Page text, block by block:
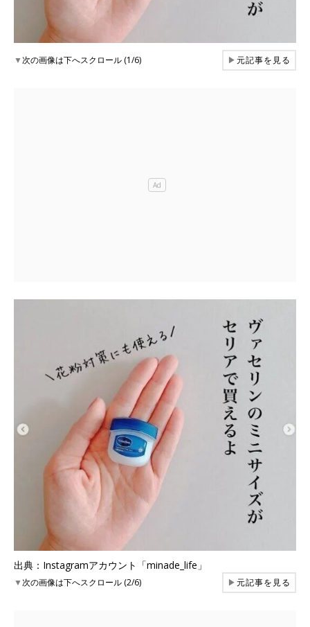
▼次の画像は下へスクロール (1/6) ▶元記事を見る
出典：Instagramアカウント「minade_life」
▼次の画像は下へスクロール (2/6) ▶元記事を見る